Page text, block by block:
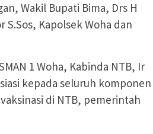
Wakil Bupati Bima, Drs H
S.Sos, Kapolsek Woha dan
1 Woha, Kabinda NTB, Ir
kepada seluruh komponen
di NTB, pemerintah